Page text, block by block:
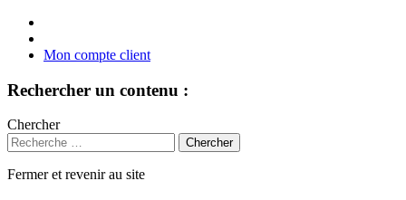
Mon compte client
Rechercher un contenu :
Chercher
Fermer et revenir au site